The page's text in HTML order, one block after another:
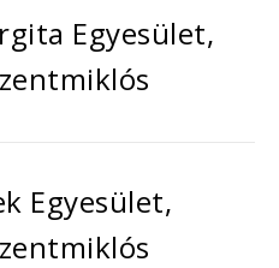
Egyesület,
Egyesület,